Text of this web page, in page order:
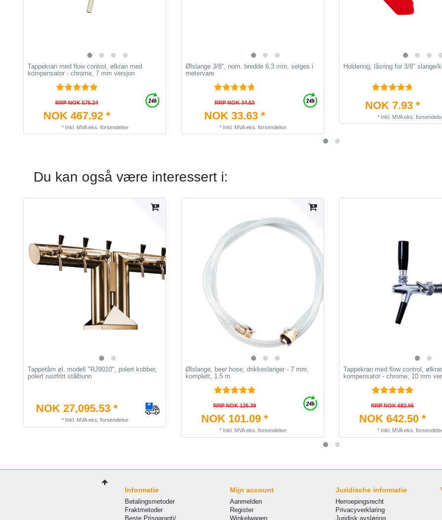
Tappekran med flow control, ølkran med
kompensator - chrome, 7 mm versjon
RRP NOK 575.24
NOK 467.92 *
* Inkl. MVAeks. forsendelse
Ølslange 3/8", nom. bredde 6,3 mm, selges i
metervare
RRP NOK 34.53
NOK 33.63 *
* Inkl. MVAeks. forsendelse
Holdering, låsring for 3/8" slange/
NOK 7.93 *
* Inkl. MVAeks.
Du kan også være interessert i:
Tappetårn øl, modell "RJ9010", polert kobber,
polert rustfritt stålbunn
NOK 27,095.53 *
* Inkl. MVAeks. forsendelse
Ølslange, beer hose, drikkeslanger - 7 mm,
komplett, 1.5 m
RRP NOK 126.39
NOK 101.09 *
* Inkl. MVAeks. forsendelse
Tappekran med flow control,
kompensator - сhrome, 10 mm
RRP NOK 682.66
NOK 642.50 *
* Inkl. MVAeks.
Informatie
Betalingsmetoder
Fraktmetoder
Beste Prisgaranti/
Mijn account
Aanmelden
Register
Winkelwagen
Juridische informatie
Herroepingsrecht
Privacyverklaring
Juridisk avsløring